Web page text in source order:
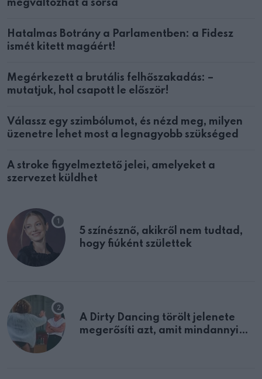
megváltozhat a sorsa
Hatalmas Botrány a Parlamentben: a Fidesz
ismét kitett magáért!
Megérkezett a brutális felhőszakadás: –
mutatjuk, hol csapott le először!
Válassz egy szimbólumot, és nézd meg, milyen
üzenetre lehet most a legnagyobb szükséged
A stroke figyelmeztető jelei, amelyeket a
szervezet küldhet
5 színésznő, akikről nem tudtad,
hogy fiúként születtek
A Dirty Dancing törölt jelenete
megerősíti azt, amit mindannyian